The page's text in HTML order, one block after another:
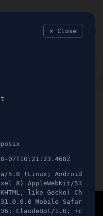
ryckte
bilbrand
✕ Close
07T10:21:23.468Z
5.0 (Linux; Android
8) AppleWebKit/53
like Gecko) Ch
Mobile Safar
ClaudeBot/1.0; +c